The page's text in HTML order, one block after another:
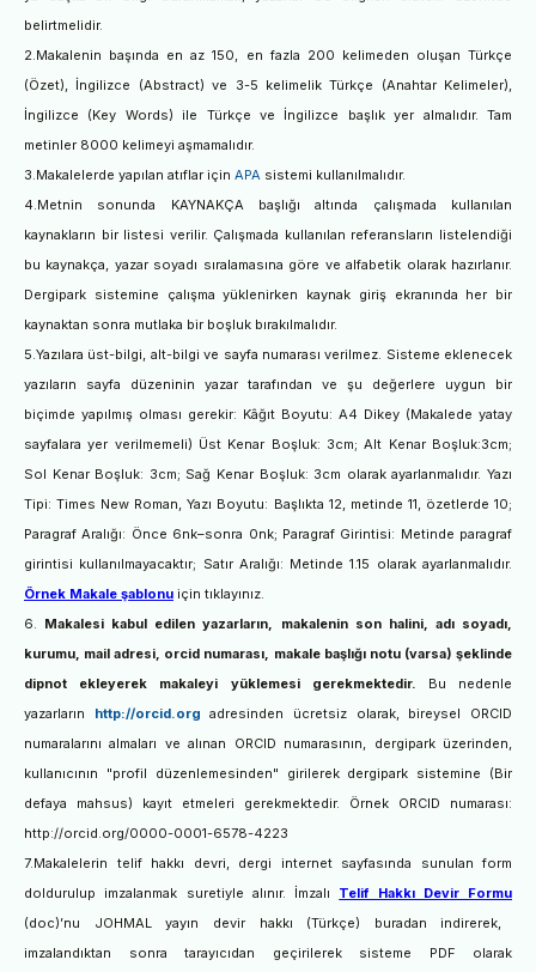
belirtmelidir.
2.Makalenin başında en az 150, en fazla 200 kelimeden oluşan Türkçe
(Özet), İngilizce (Abstract) ve 3-5 kelimelik Türkçe (Anahtar Kelimeler),
İngilizce (Key Words) ile Türkçe ve İngilizce başlık yer almalıdır. Tam
metinler 8000 kelimeyi aşmamalıdır.
3.Makalelerde yapılan atıflar için APA sistemi kullanılmalıdır.
4.Metnin sonunda KAYNAKÇA başlığı altında çalışmada kullanılan
kaynakların bir listesi verilir. Çalışmada kullanılan referansların listelendiği
bu kaynakça, yazar soyadı sıralamasına göre ve alfabetik olarak hazırlanır.
Dergipark sistemine çalışma yüklenirken kaynak giriş ekranında her bir
kaynaktan sonra mutlaka bir boşluk bırakılmalıdır.
5.Yazılara üst-bilgi, alt-bilgi ve sayfa numarası verilmez. Sisteme eklenecek
yazıların sayfa düzeninin yazar tarafından ve şu değerlere uygun bir
biçimde yapılmış olması gerekir: Kâğıt Boyutu: A4 Dikey (Makalede yatay
sayfalara yer verilmemeli) Üst Kenar Boşluk: 3cm; Alt Kenar Boşluk:3cm;
Sol Kenar Boşluk: 3cm; Sağ Kenar Boşluk: 3cm olarak ayarlanmalıdır. Yazı
Tipi: Times New Roman, Yazı Boyutu: Başlıkta 12, metinde 11, özetlerde 10;
Paragraf Aralığı: Önce 6nk–sonra 0nk; Paragraf Girintisi: Metinde paragraf
girintisi kullanılmayacaktır; Satır Aralığı: Metinde 1.15 olarak ayarlanmalıdır.
Örnek Makale şablonu için tıklayınız.
6. Makalesi kabul edilen yazarların, makalenin son halini, adı soyadı,
kurumu, mail adresi, orcid numarası, makale başlığı notu (varsa) şeklinde
dipnot ekleyerek makaleyi yüklemesi gerekmektedir.
Bu nedenle
yazarların http://orcid.org adresinden ücretsiz olarak, bireysel ORCID
numaralarını almaları ve alınan ORCID numarasının, dergipark üzerinden,
kullanıcının "profil düzenlemesinden" girilerek dergipark sistemine (Bir
defaya mahsus) kayıt etmeleri gerekmektedir. Örnek ORCID numarası:
http://orcid.org/0000-0001-6578-4223
7.Makalelerin telif hakkı devri, dergi internet sayfasında sunulan form
doldurulup imzalanmak suretiyle alınır. İmzalı Telif Hakkı Devir Formu
(doc)’nu JOHMAL yayın devir hakkı (Türkçe) buradan indirerek,
imzalandıktan sonra tarayıcıdan geçirilerek sisteme PDF olarak